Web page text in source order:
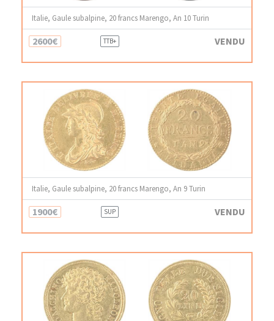
Italie, Gaule subalpine, 20 francs Marengo, An 10 Turin
2600€ TTB+ VENDU
Italie, Gaule subalpine, 20 francs Marengo, An 9 Turin
1900€ SUP VENDU